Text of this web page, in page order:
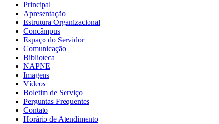
Principal
Apresentação
Estrutura Organizacional
Concâmpus
Espaço do Servidor
Comunicação
Biblioteca
NAPNE
Imagens
Vídeos
Boletim de Serviço
Perguntas Frequentes
Contato
Horário de Atendimento